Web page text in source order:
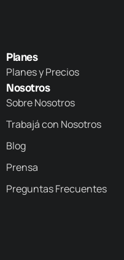
Planes
Planes y Precios
Nosotros
Sobre Nosotros
Trabajá con Nosotros
Blog
Prensa
Preguntas Frecuentes